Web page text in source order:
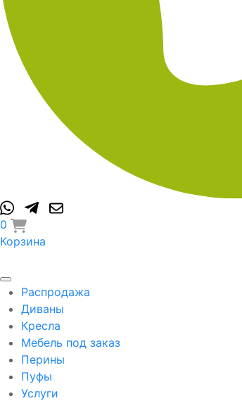
0
Корзина
Распродажа
Диваны
Кресла
Мебель под заказ
Перины
Пуфы
Услуги